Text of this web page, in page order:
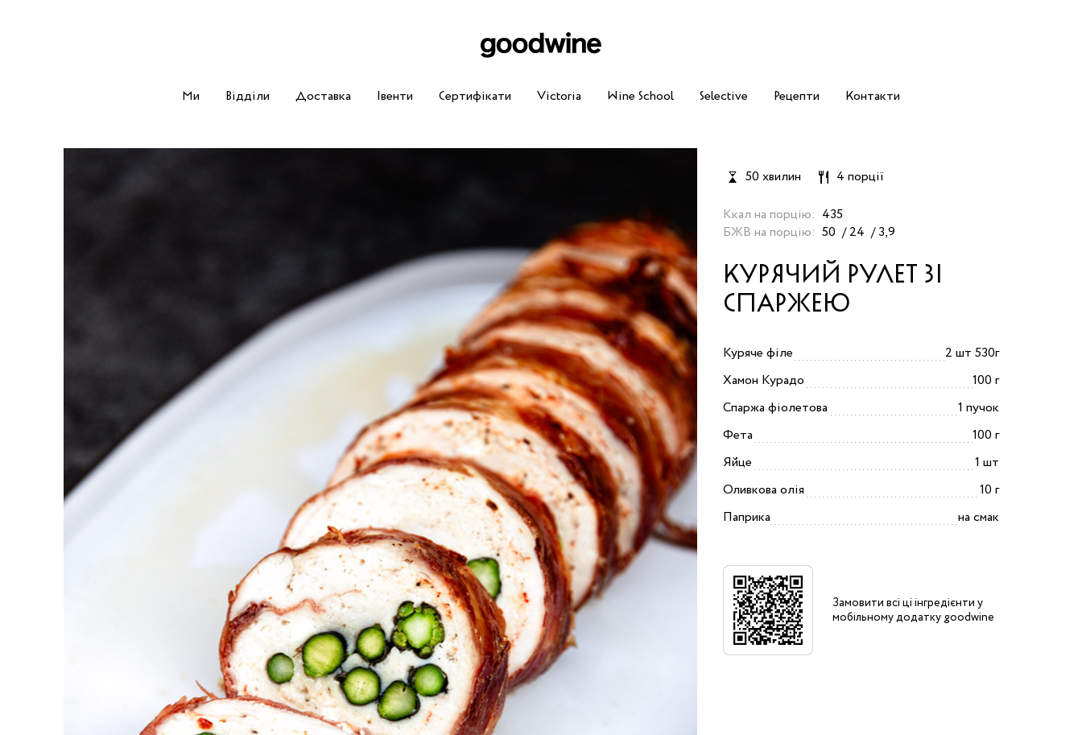
Ми Відділи Доставка Івенти Сертифікати Victoria Wine School Selective Рецепти Контакти
50 хвилин 4 порції
Ккал на порцію: 435
БЖВ на порцію: 50 24 3,9
КУРЯЧИЙ РУЛЕТ ЗІ
СПАРЖЕЮ
Куряче філе
2 шт 530г
Хамон Курадо
100 г
Спаржа фіолетова
1 пучок
Фета
100 г
Яйце
1 шт
Оливкова олія
10 г
Паприка
на смак
Замовити всі ці інгредієнти у
мобільному додатку goodwine